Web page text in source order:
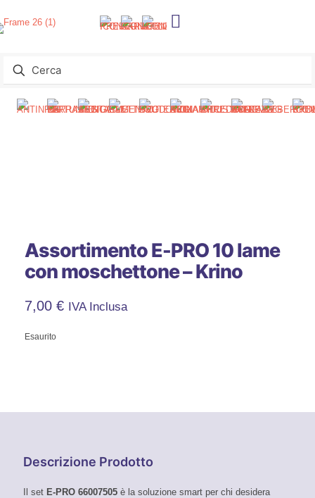
Assortimento E-PRO 10 lame
con moschettone – Krino
7,00 € IVA Inclusa
Esaurito
Descrizione Prodotto
Il set E-PRO 66007505 è la soluzione smart per chi desidera